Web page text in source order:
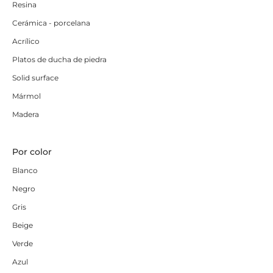
fábrica, con garantía de fabricación nacional.
Resina
Cerámica - porcelana
Acrílico
Platos de ducha de piedra
Solid surface
Mármol
Madera
Por color
Blanco
Negro
Gris
Beige
Verde
Azul